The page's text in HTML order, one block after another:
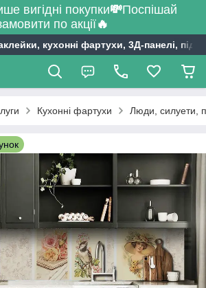
вигідні покупки💸Поспішай
по акції🔥
кухонні фартухи, 3Д-панелі,
Кухонні фартухи Люди, силуети,